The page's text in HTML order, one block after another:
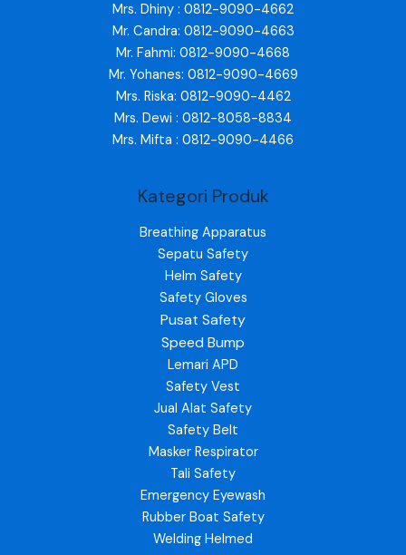
Mrs. Dhiny : 0812-9090-4662
Mr. Candra: 0812-9090-4663
Mr. Fahmi: 0812-9090-4668
Mr. Yohanes: 0812-9090-4669
Mrs. Riska: 0812-9090-4462
Mrs. Dewi : 0812-8058-8834
Mrs. Mifta : 0812-9090-4466
Kategori Produk
Breathing Apparatus
Sepatu Safety
Helm Safety
Safety Gloves
Pusat Safety
Speed Bump
Lemari APD
Safety Vest
Jual Alat Safety
Safety Belt
Masker Respirator
Tali Safety
Emergency Eyewash
Rubber Boat Safety
Welding Helmed